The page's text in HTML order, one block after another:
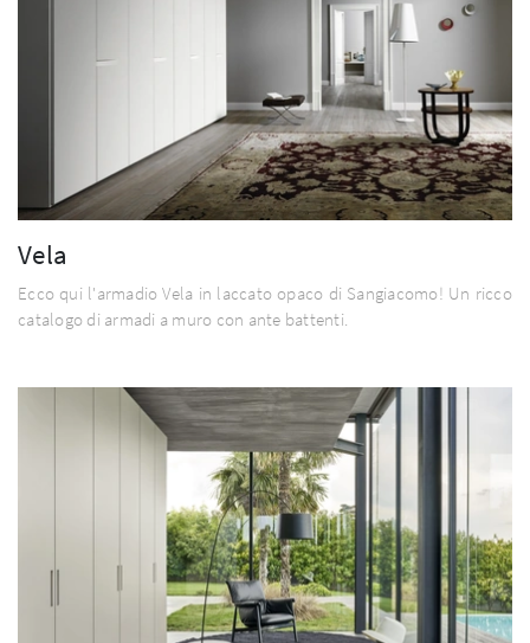
Vela
Ecco qui l'armadio Vela in laccato opaco di Sangiacomo! Un ricco
catalogo di armadi a muro con ante battenti.